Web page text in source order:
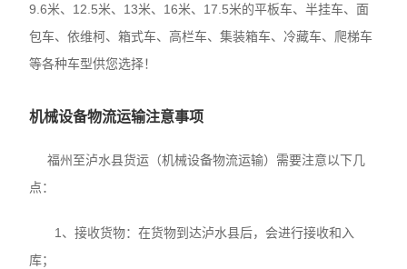
9.6米、12.5米、13米、16米、17.5米的平板车、半挂车、面
包车、依维柯、箱式车、高栏车、集装箱车、冷藏车、爬梯车
等各种车型供您选择！
机械设备物流运输注意事项
福州至泸水县货运（机械设备物流运输）需要注意以下几
点：
1、接收货物：在货物到达泸水县后，会进行接收和入
库；